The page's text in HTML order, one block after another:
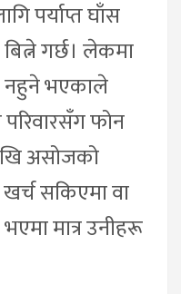
पर्याप्त घाँस
गर्छ। लेकमा
नहुने भएकाले
फोन
असोजको
खर्च सकिएमा वा
मात्र उनीहरू